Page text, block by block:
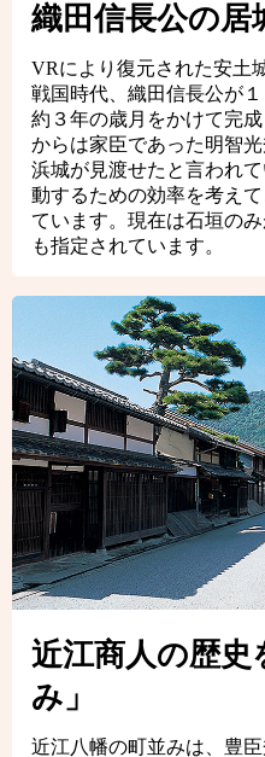
織田信長公の居
VRにより復元された安土
戦国時代、織田信長公が
約３年の歳月をかけて完
からは家臣であった明智
浜城が見渡せたと言われ
動するための効率を考え
ています。現在は石垣の
も指定されています。
近江商人の歴史
み」
近江八幡の町並みは、豊